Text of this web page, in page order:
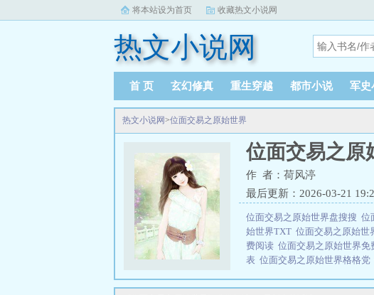
将本站设为首页 收藏热文小说网
热文小说网
首 页 玄幻修真 重生穿越 都市小说 军史
热文小说网>位面交易之原始世界
位面交易之原
作 者：荷风渟
最后更新：2026-03-21
位面交易之原始世界盘搜搜 位
始世界TXT 位面交易之原始世
费阅读 位面交易之原始世界免
表 位面交易之原始世界格格党
三秒记住本站：热文小说网 网